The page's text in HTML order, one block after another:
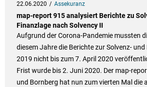
22.06.2020 Assekuranz
map-report 915 analysiert Berichte zu
Finanzlage nach Solvency II
Aufgrund der Corona-Pandemie mussten
diesem Jahre die Berichte zur Solvenz-
2019 nicht bis zum 7. April 2020
Frist wurde bis 2. Juni 2020. Der map-
und Bornberg hat nun zum vierten Mal die